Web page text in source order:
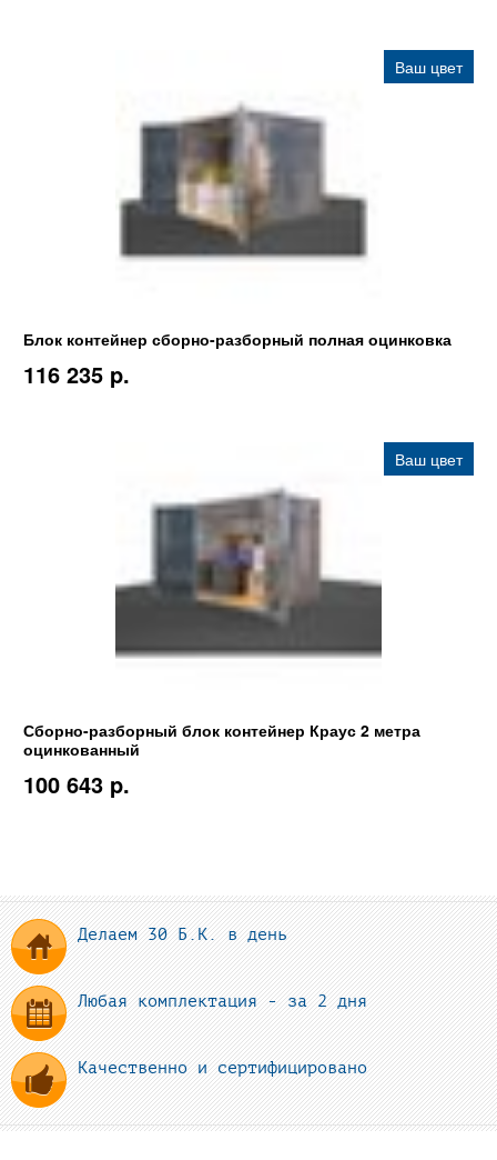
Ваш цвет
Блок контейнер сборно-разборный полная оцинковка
116 235 p.
Ваш цвет
Сборно-разборный блок контейнер Краус 2 метра
оцинкованный
100 643 p.
Делаем 30 Б.К. в день
Любая комплектация - за 2 дня
Качественно и сертифицировано